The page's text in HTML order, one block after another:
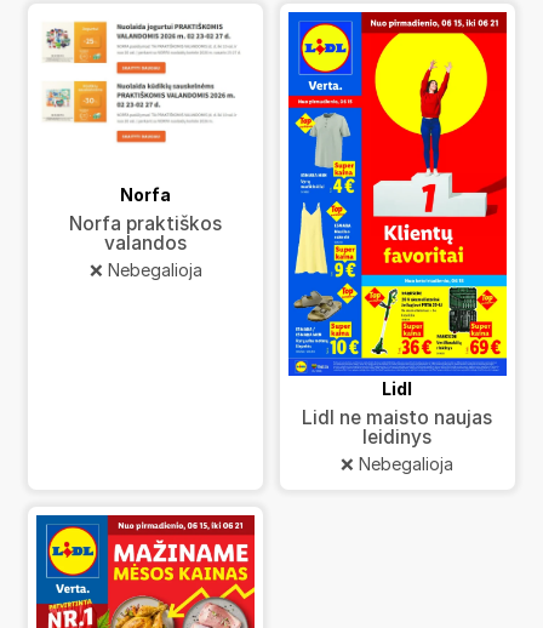
Norfa
Norfa praktiškos
valandos
❌ Nebegalioja
Lidl
Lidl ne maisto naujas
leidinys
❌ Nebegalioja